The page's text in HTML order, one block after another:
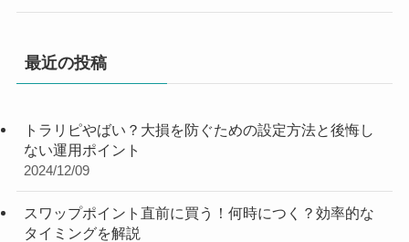
最近の投稿
トラリピやばい？大損を防ぐための設定方法と後悔し
ない運用ポイント
2024/12/09
スワップポイント直前に買う！何時につく？効率的な
タイミングを解説